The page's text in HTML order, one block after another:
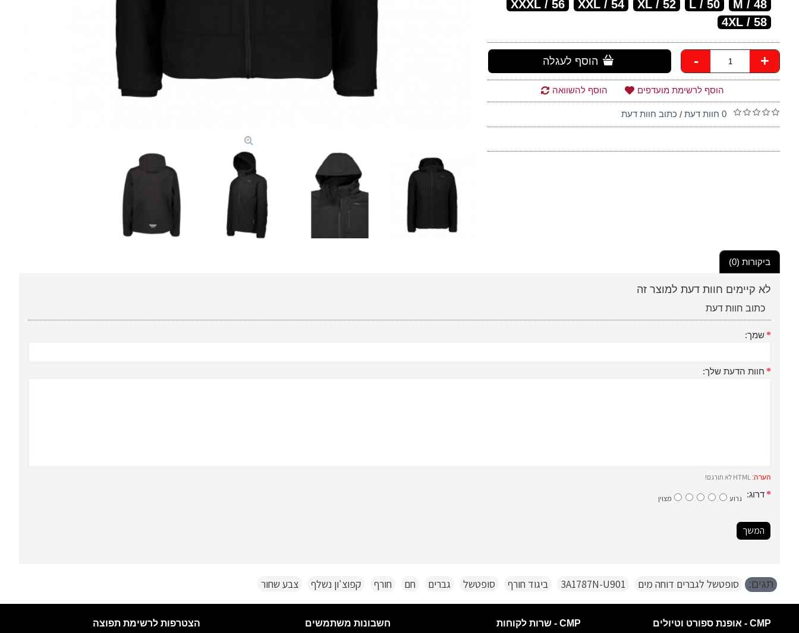
48 / M
50 / L
52 / XL
54 / XXL
56 / XXXL
4XL / 58
- + הוסף לעגלה
הוסף לרשימת מועדפים הוסף להשוואה
0 חוות דעת / כתוב חוות דעת
ביקורות (0)
לא קיימים חוות דעת למוצר זה
כתוב חוות דעת
שמך:
חוות הדעת שלך:
הערה:
דרוג: גרוע מצוין
המשך
תגים: סופטשל לגברים דוחה מים 3A1787N-U901 ביגוד חורף סופטשל גברים חם חורף קפוצ'ון נשלף צבע שחור
CMP - אופנת ספורט וטיולים CMP - שרות לקוחות חשבונות משתמשים הצטרפות לרשימת תפוצה